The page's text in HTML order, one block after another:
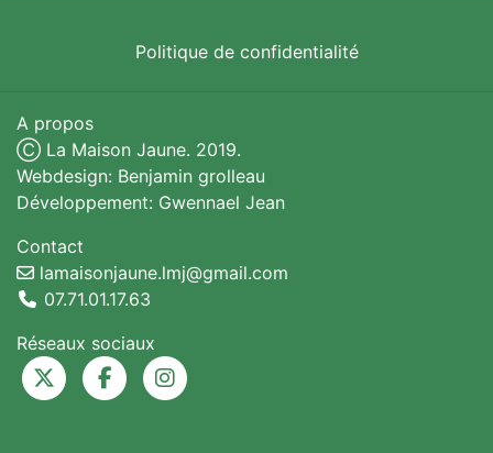
Politique de confidentialité
A propos
Ⓒ La Maison Jaune. 2019.
Webdesign: Benjamin grolleau
Développement: Gwennael Jean
Contact
lamaisonjaune.lmj@gmail.com
07.71.01.17.63
Réseaux sociaux